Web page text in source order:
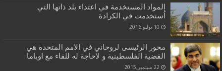
المواد المستخدمة في اعتداء بلد ذاتها التي
اُستخدمت في الكرادة
10 يوليو,2016
محور الرئیسی لروحاني في الامم المتحدة هي
القضیة الفلسطینیة و لاحاجة له للقاء مع اوباما
22 سبتمبر,2015